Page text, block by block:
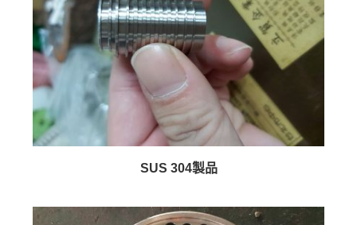
SUS 304製品